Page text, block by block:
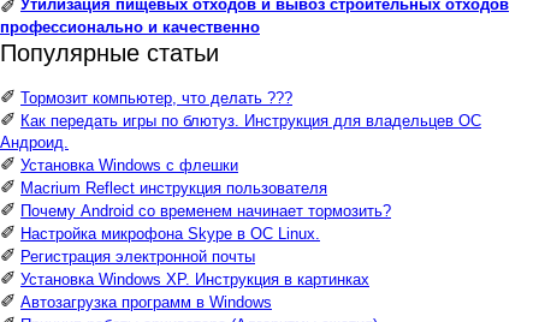
✐ Утилизация пищевых отходов и вывоз строительных отходов
профессионально и качественно
Популярные статьи
✐ Тормозит компьютер, что делать ???
✐ Как передать игры по блютуз. Инструкция для владельцев ОС
Андроид.
✐ Установка Windows с флешки
✐ Macrium Reflect инструкция пользователя
✐ Почему Android со временем начинает тормозить?
✐ Настройка микрофона Skype в ОС Linux.
✐ Регистрация электронной почты
✐ Установка Windows XP. Инструкция в картинках
✐ Автозагрузка программ в Windows